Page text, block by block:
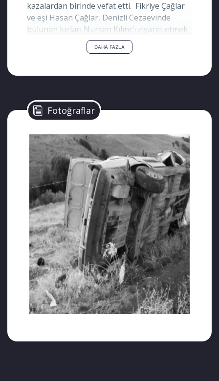
kazalardan birinde vefat etti. Fikriye Çağlar
ve eşi Hasan Çağlar, Denizli Cezaevinde
bulunan kızları Nurşen Kılınç’ı ziyaret etmek
üzere Amasya’dan yola çıkmışlardı. Çağlar
ailesi Sulova mevkinde yolda kaza geçirdi. 5
kazada her iki isim de hayatını kaybetti. Aynı
Nurşen Kılınç’ı 10 yaşındaki oğlu Kerem de
vardı. Kerem Kılınç yaralı olarak kurtuldu.
DAHA FAZLA
Fotoğraflar